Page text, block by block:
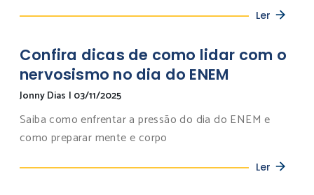
Ler
Confira dicas de como lidar com o
nervosismo no dia do ENEM
Jonny Dias | 03/11/2025
Saiba como enfrentar a pressão do dia do ENEM e
como preparar mente e corpo
Ler